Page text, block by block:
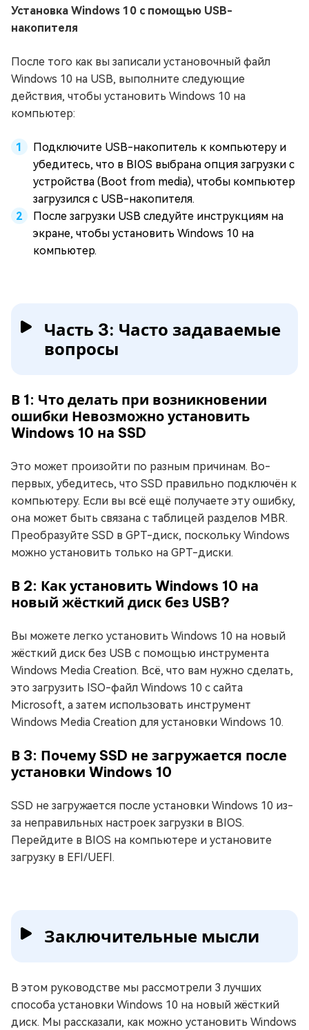
Установка Windows 10 с помощью USB-
накопителя
После того как вы записали установочный файл
Windows 10 на USB, выполните следующие
действия, чтобы установить Windows 10 на
компьютер:
Подключите USB-накопитель к компьютеру и
убедитесь, что в BIOS выбрана опция загрузки с
устройства (Boot from media), чтобы компьютер
загрузился с USB-накопителя.
После загрузки USB следуйте инструкциям на
экране, чтобы установить Windows 10 на
компьютер.
Часть 3: Часто задаваемые
вопросы
В 1: Что делать при возникновении
ошибки Невозможно установить
Windows 10 на SSD
Это может произойти по разным причинам. Во-
первых, убедитесь, что SSD правильно подключён к
компьютеру. Если вы всё ещё получаете эту ошибку,
она может быть связана с таблицей разделов MBR.
Преобразуйте SSD в GPT-диск, поскольку Windows
можно установить только на GPT-диски.
В 2: Как установить Windows 10 на
новый жёсткий диск без USB?
Вы можете легко установить Windows 10 на новый
жёсткий диск без USB с помощью инструмента
Windows Media Creation. Всё, что вам нужно сделать,
это загрузить ISO-файл Windows 10 с сайта
Microsoft, а затем использовать инструмент
Windows Media Creation для установки Windows 10.
В 3: Почему SSD не загружается после
установки Windows 10
SSD не загружается после установки Windows 10 из-
за неправильных настроек загрузки в BIOS.
Перейдите в BIOS на компьютере и установите
загрузку в EFI/UEFI.
Заключительные мысли
В этом руководстве мы рассмотрели 3 лучших
способа установки Windows 10 на новый жёсткий
диск. Мы рассказали, как можно установить Windows